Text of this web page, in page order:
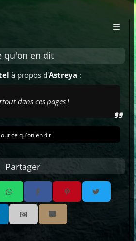
qu'on en dit
à propos d'Astreya :
dans ces pages !
ce qu'on en dit
Partager
Partager par email